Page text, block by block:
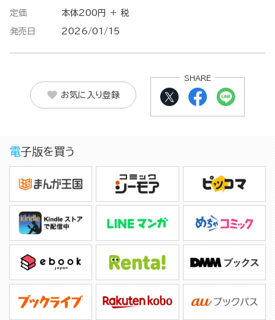
定価 本体200円 ＋ 税
発売日 2026/01/15
お気に入り登録
SHARE
電子版を買う